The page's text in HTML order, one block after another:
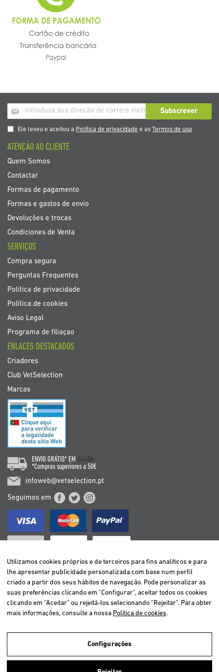
Utilizamos cookies próprios e de terceiros para analisar a navegação
Inscrição
a
nosso
de
noticias
Subscrever
Ele leveu e aceitou a Política de privacidade e asTermos de uso
ATENÇÃO AO CLIENTE
Quem Somos
Contactar
Formas de pagamento
Formas e gastos de envio
Devoluções e trocas
Condiciones de Venta
SERVIÇOS
Compra segura
Perguntas Frequentes
Política de privacidade
Política de cookies
Aviso Legal
Programa de filiaçao
ENLACES DESTACADOS
Criadores
Club VetSelection
Marcas
ENVIO GRÁTIS* EM 24/48h
*Compras superiores a 50€
infoweb@vetselection.pt
Seguimos em
BELGIË / BELGIQUE
DEUTSCHLAND
ESPAÑA
ITALIA
NEDERLAND
ÖSTERREICH
Utilizamos cookies próprios e de terceiros para fins analíticos e para
lhe apresentar publicidade personalizada com base num perfil
criado a partir dos seus hábitos de navegação. Pode personalizar as
suas preferências clicando em "Configurar", aceitar todos os cookies
clicando em "Aceitar" ou rejeitá-los selecionando "Rejeitar". Para obter
mais informações, consulte a nossa Política de cookies.
Configurações